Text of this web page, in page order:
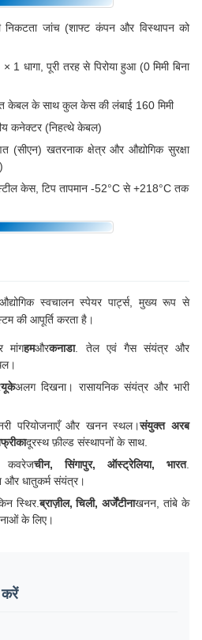
निकटता जांच (शाफ्ट कंपन और विस्थापन को
1 धागा, पूरी तरह से पिरोया हुआ (0 मिमी बिना
केबल के साथ कुल केस की लंबाई 160 मिमी
कनेक्टर (निहत्थे केबल)
(सीएन) खतरनाक क्षेत्र और औद्योगिक सुरक्षा
केस, टिप तापमान -52°C से +218°C तक
स्वचालन स्पेयर पार्ट्स, मुख्य रूप से
की आपूर्ति करता है।
मांगहमऔरकनाडा. तेल एवं गैस संयंत्र और
यूकेअलग दिखना। रासायनिक संयंत्र और भारी
परियोजनाएँ और खनन स्थल।संयुक्त अरब
दूरस्थ फ़ील्ड संस्थापनों के साथ.
कवरेजचीन, सिंगापुर, ऑस्ट्रेलिया, भारत.
धातुकर्म संयंत्र।
स्थिर.ब्राज़ील, चिली, अर्जेंटीनाखनन, तांबे के
के लिए।
करें